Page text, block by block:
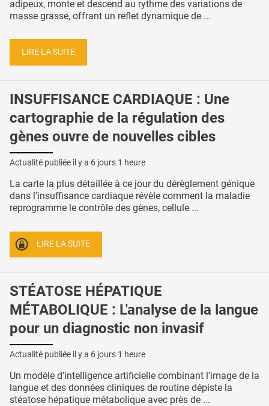
adipeux, monte et descend au rythme des variations de
masse grasse, offrant un reflet dynamique de ...
LIRE LA SUITE
INSUFFISANCE CARDIAQUE : Une
cartographie de la régulation des
gènes ouvre de nouvelles cibles
Actualité publiée il y a 6 jours 1 heure
La carte la plus détaillée à ce jour du dérèglement génique
dans l'insuffisance cardiaque révèle comment la maladie
reprogramme le contrôle des gènes, cellule ...
LIRE LA SUITE
STÉATOSE HÉPATIQUE
MÉTABOLIQUE : L'analyse de la langue
pour un diagnostic non invasif
Actualité publiée il y a 6 jours 1 heure
Un modèle d'intelligence artificielle combinant l'image de la
langue et des données cliniques de routine dépiste la
stéatose hépatique métabolique avec près de ...